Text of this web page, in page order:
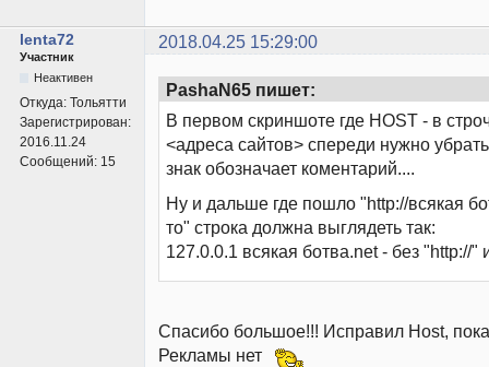
lenta72 2018.04.25 15:29:00
Участник
Неактивен
Откуда: Тольятти
Зарегистрирован:
2016.11.24
Сообщений: 15
PashaN65 пишет:
В первом скриншоте где HOST - в
<адреса сайтов> спереди нужно
знак обозначает коментарий....
Ну и дальше где пошло "http://всякая
то" строка должна выглядеть так:
127.0.0.1 всякая ботва.net - без "http://"
Спасибо большое!!! Исправил Host,
Рекламы нет